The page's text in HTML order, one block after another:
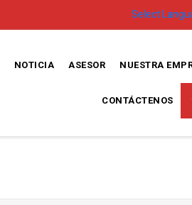
Select
NOTICIA ASESOR NUESTRA
CONTÁCTENOS